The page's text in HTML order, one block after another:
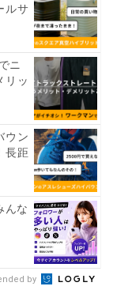
ルサ
ニ
リッ
ウン
長距
んな
by